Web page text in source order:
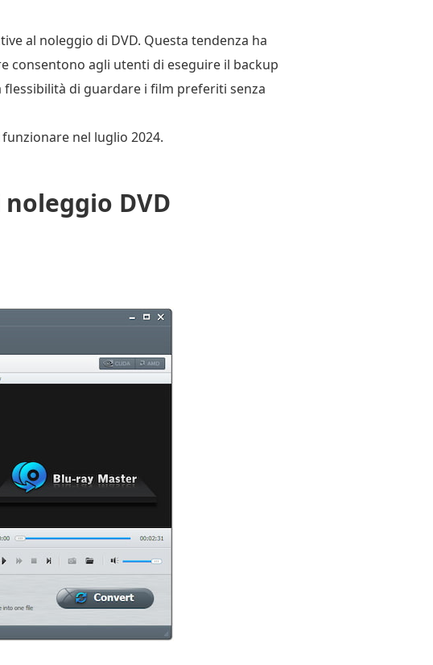
al noleggio di DVD. Questa tendenza ha
consentono agli utenti di eseguire il backup
di guardare i film preferiti senza
nel luglio 2024.
DVD